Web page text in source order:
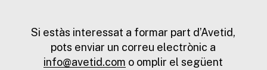
Si estàs interessat a formar part d’Avetid,
pots enviar un correu electrònic a
info@avetid.com o omplir el següent